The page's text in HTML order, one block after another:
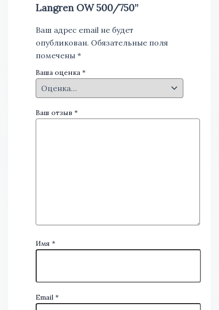
Langren OW 500/750”
Ваш адрес email не будет
опубликован. Обязательные поля
помечены *
Ваша оценка *
Ваш отзыв *
Имя *
Email *